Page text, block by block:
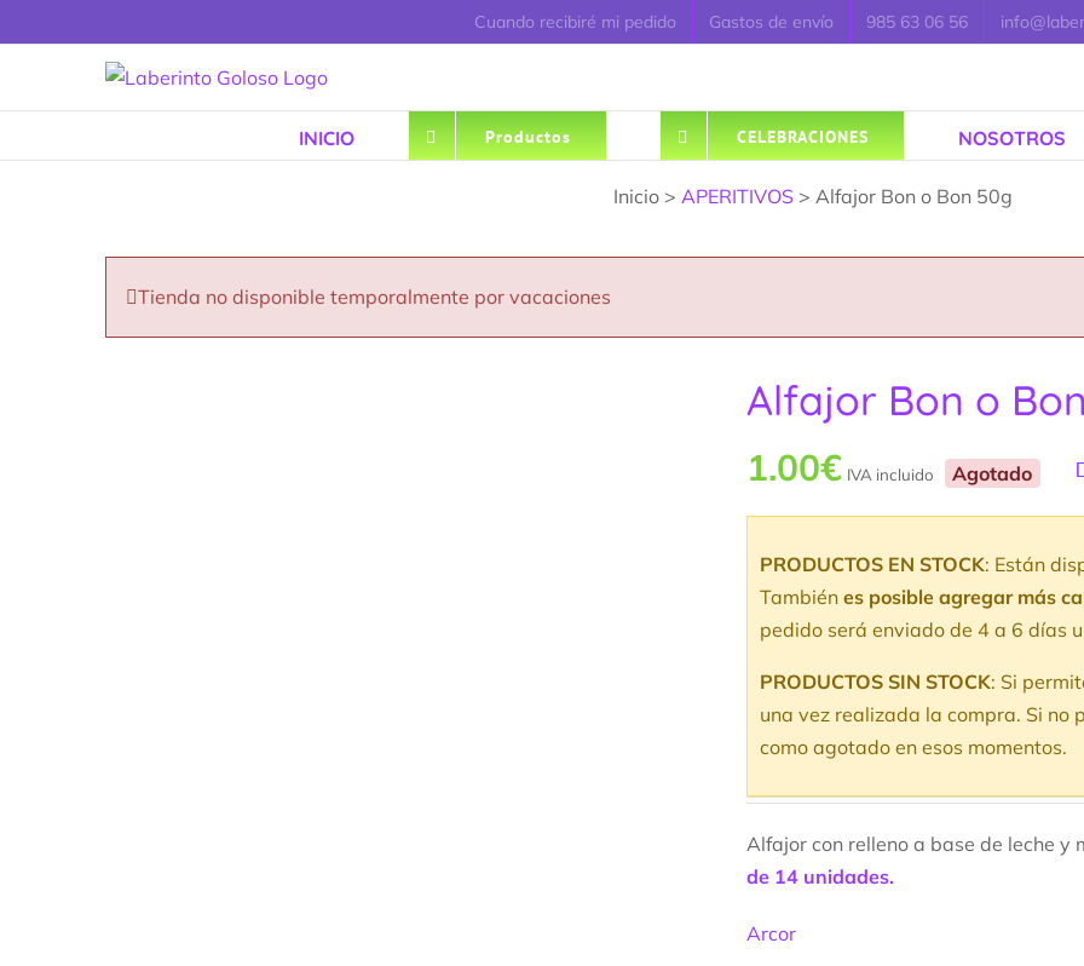
al
Cuando recibiré mi pedido Gastos de envío 985 63 06 56
INICIO Productos CELEBRACIONES NOSOTROS
Inicio > APERITIVOS > Alfajor Bon o Bon 50g
Tienda no disponible temporalmente por vacaciones
Alfajor Bon o
1.00€ IVA incluido Agotado
PRODUCTOS EN STOCK: Están
También es posible agregar más
pedido será enviado de 4 a 6 días
PRODUCTOS SIN STOCK: Si
una vez realizada la compra. Si
como agotado en esos momentos.
Alfajor con relleno a base de leche y
de 14 unidades.
Arcor